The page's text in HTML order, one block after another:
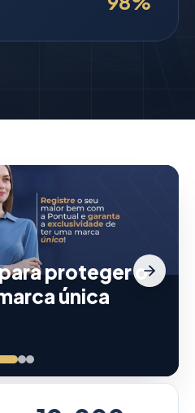
proteger o
única